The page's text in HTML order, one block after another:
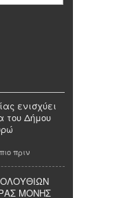
ενισχύει
του Δήμου
πιο πριν
ΜΟΝΗΣ